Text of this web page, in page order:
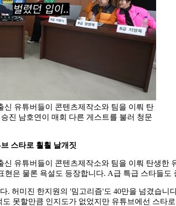
신 유튜버들이 콘텐츠제작소와 팀을 이뤄 탄
진 남호연이 매회 다른 게스트를 불러 청문
스타로 훨훨 날개짓
신 유튜버들이 콘텐츠제작소와 팀을 이뤄 탄생
현은 물론 욕설도 등장합니다. A급 특급 스타들
. 허미진 한지원의 '밈고리즘'도 40만을 넘겼습
못할만큼 인지도가 없었지만 유튜브에선 스